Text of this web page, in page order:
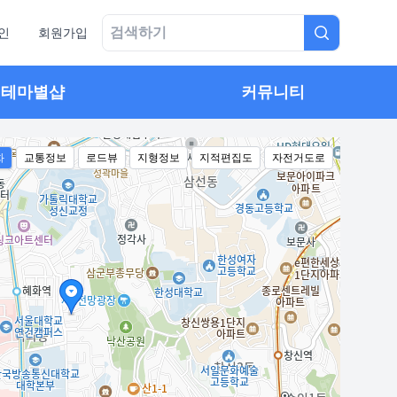
회원가입
테마별샵 커뮤니티
교통정보 로드뷰 지형정보 지적편집도 자전거도로